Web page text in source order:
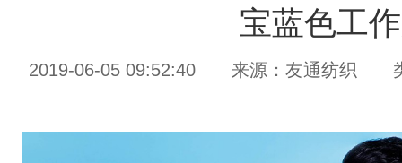
宝蓝色工
2019-06-05 09:52:40 来源：友通纺织